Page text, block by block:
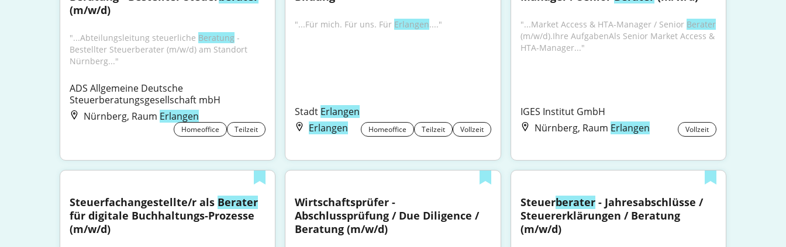
(m/w/d)
"...Abteilungsleitung steuerliche Beratung -
Bestellter Steuerberater (m/w/d) am Standort
Nürnberg..."
ADS Allgemeine Deutsche
Steuerberatungsgesellschaft mbH
Nürnberg, Raum Erlangen
Homeoffice Teilzeit
"...Für mich. Für uns. Für Erlangen...."
Stadt Erlangen
Erlangen
Homeoffice Teilzeit Vollzeit
"...Market Access & HTA-Manager / Senior Berater
(m/w/d).Ihre AufgabenAls Senior Market Access &
HTA-Manager..."
IGES Institut GmbH
Nürnberg, Raum Erlangen Vollzeit
Steuerfachangestellte/r als Berater
für digitale Buchhaltungs-Prozesse
(m/w/d)
Wirtschaftsprüfer -
Abschlussprüfung / Due Diligence /
Beratung (m/w/d)
Steuerberater - Jahresabschlüsse /
Steuererklärungen / Beratung
(m/w/d)